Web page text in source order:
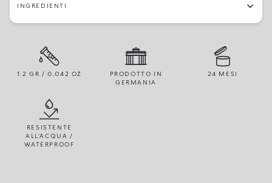
INGREDIENTI
1.2 GR / 0.042 OZ
PRODOTTO IN
GERMANIA
24 MESI
RESISTENTE
ALL'ACQUA /
WATERPROOF